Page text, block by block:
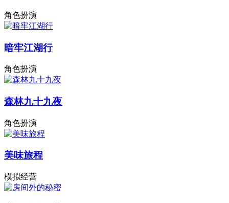
角色扮演
暗牢江湖行
角色扮演
森林九十九夜
角色扮演
美味旅程
模拟经营